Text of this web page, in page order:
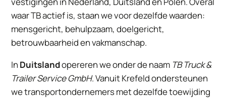
waar TB actief is, staan we voor dezelfde waarden:
mensgericht, behulpzaam, doelgericht,
betrouwbaarheid en vakmanschap.
In Duitslandopereren we onder de naam TB Truck &
Trailer Service GmbH. Vanuit Krefeld ondersteunen
we transportondernemers met dezelfde toewijding